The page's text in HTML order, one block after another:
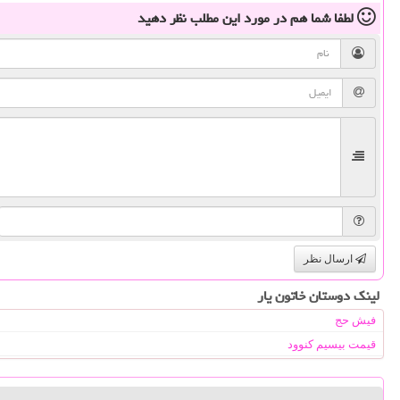
لطفا شما همدر مورد این مطلبنظر دهید
ارسال نظر
لینک دوستان خاتون یار
فیش حج
قیمت بیسیم کنوود